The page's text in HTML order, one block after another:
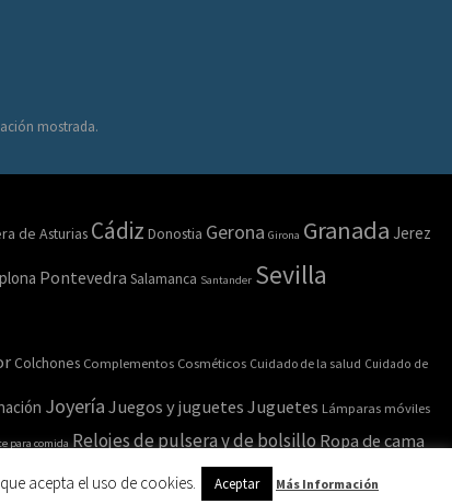
mostrada.
de Asturias Cádiz Donostia Gerona Girona Granada Jerez
Pontevedra Salamanca Santander Sevilla
Colchones Complementos Cosméticos Cuidado de la salud Cuidado de
Joyería Juegos y juguetes Juguetes Lámparas móviles
para comida Relojes de pulsera y de bolsillo Ropa de cama
acepta el uso de cookies. Aceptar Más Información